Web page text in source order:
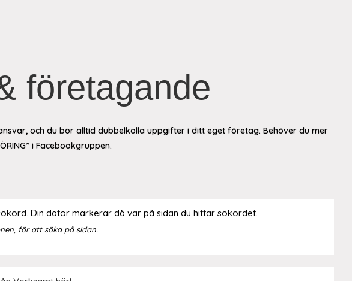
företagande
och du bör alltid dubbelkolla uppgifter i ditt eget företag. Behöver du mer
i Facebookgruppen.
Din dator markerar då var på sidan du hittar sökordet.
för att söka på sidan.